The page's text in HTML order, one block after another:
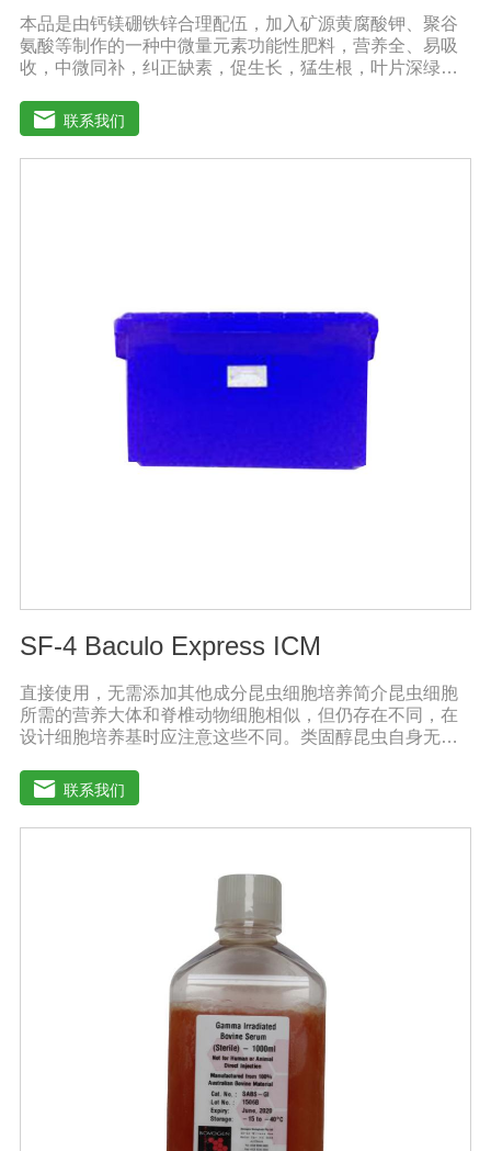
本品是由钙镁硼铁锌合理配伍，加入矿源黄腐酸钾、聚谷
氨酸等制作的一种中微量元素功能性肥料，营养全、易吸
收，中微同补，纠正缺素，促生长，猛生根，叶片深绿，
物种个生长阶段的营养需求，预防作物因缺素引起的多种
病害，营养全面，肥效持久，改善作物品质，增产幅度大
大提高。适应作物：各种粮、棉、油等大田作物，瓜果蔬
联系我们
SF-4 Baculo Express ICM
直接使用，无需添加其他成分昆虫细胞培养简介昆虫细胞
所需的营养大体和脊椎动物细胞相似，但仍存在不同，在
设计细胞培养基时应注意这些不同。类固醇昆虫自身无法
前体。氨基酸昆虫血液中氨基酸含量很高，培养基中氨基
酸含量也应较高。有机酸昆虫血液中游离有机酸的含量通
常较高，例如：柠檬酸、琥珀酸、草酸和苹果酸等。每只
虫细胞培养基的pH值应在6.2-6.5之间。而大多数哺乳动物
细胞培养基的pH值在7.1-7.6之间。SF4 Baculo Express能
够在不同的培养环境中保持pH值,例如：暴露在空气中，或
在密闭容器中。昆虫细胞培养基的缓冲物为磷酸钠，并不
需要二氧化碳来保持pH值。昆虫细胞培养基不需添加酸碱
指示剂。因此添加了蛋白质水解产物的昆虫细胞培养基呈
黄色。渗透压昆虫细胞的渗透压与脊椎动物的渗透压相差
甚大，几乎为脊椎动物的两倍。因而昆虫细胞培养基的渗
透压为340-390mOsmol/kg，脊椎动物细胞培养基为290-
330 mOsmol/kg。谷氨酰胺和葡萄糖哺乳动物细胞培养过
程中过量代谢谷氨酰胺和葡萄糖会导致产生过量的铵盐和
乳酸盐，这些代谢产物的积累通常是受抑制的。
联系我们